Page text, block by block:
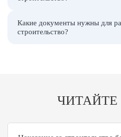
Какие документы нужны для
строительство?